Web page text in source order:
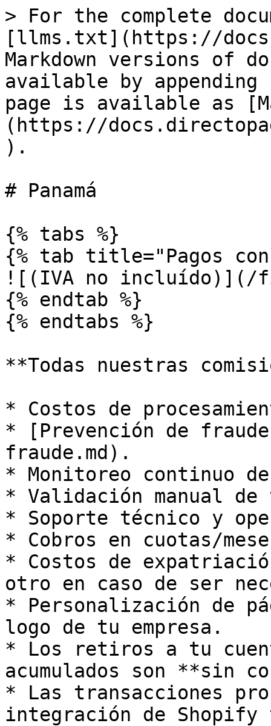
> For the complete
[llms.txt](https://
Markdown versions of
available by
page is available as
(https://
).
# Panamá
{% tabs %}
{% tab title="Pagos
![(IVA no incluído)](/
{% endtab %}
{% endtabs %}
**Todas nuestras
* Costos de
* [Prevención de
fraude.md).
* Monitoreo continuo
* Validación manual de
* Soporte técnico y
* Cobros en cuotas/
* Costos de
otro en caso de ser
* Personalización de
logo de tu empresa.
* Los retiros a tu
acumulados son **sin
* Las transacciones
integración de Shopify